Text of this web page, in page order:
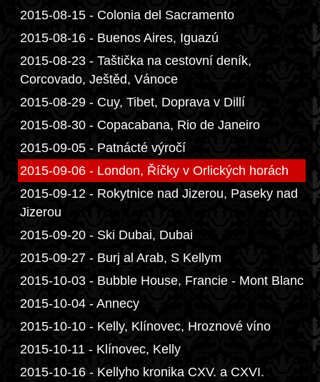
2015-08-15 - Colonia del Sacramento
2015-08-16 - Buenos Aires, Iguazú
2015-08-23 - Taštička na cestovní deník,
Corcovado, Ještěd, Vánoce
2015-08-29 - Cuy, Tibet, Doprava v Dillí
2015-08-30 - Copacabana, Rio de Janeiro
2015-09-05 - Patnácté výročí
2015-09-06 - London, Říčky v Orlických horách
2015-09-12 - Rokytnice nad Jizerou, Paseky nad
Jizerou
2015-09-20 - Ski Dubai, Dubai
2015-09-27 - Burj al Arab, S Kellym
2015-10-03 - Bubble House, Francie - Mont Blanc
2015-10-04 - Annecy
2015-10-10 - Kelly, Klínovec, Hroznové víno
2015-10-11 - Klínovec, Kelly
2015-10-16 - Kellyho kronika CXV. a CXVI.